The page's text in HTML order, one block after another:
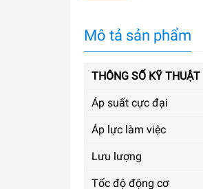
Mô tả sản phẩm
THÔNG SỐ KỸ THUẬT
Áp suất cực đại
Áp lực làm việc
Lưu lượng
Tốc độ động cơ